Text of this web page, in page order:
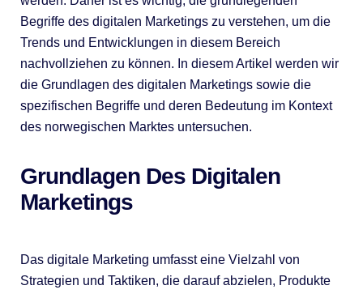
Begriffe des digitalen Marketings zu verstehen, um die
Trends und Entwicklungen in diesem Bereich
nachvollziehen zu können. In diesem Artikel werden wir
die Grundlagen des digitalen Marketings sowie die
spezifischen Begriffe und deren Bedeutung im Kontext
des norwegischen Marktes untersuchen.
Grundlagen Des Digitalen
Marketings
Das digitale Marketing umfasst eine Vielzahl von
Strategien und Taktiken, die darauf abzielen, Produkte